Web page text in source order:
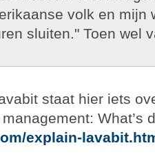
volk en mijn
sluiten." Toen wel
staat hier iets
What’s
explain-